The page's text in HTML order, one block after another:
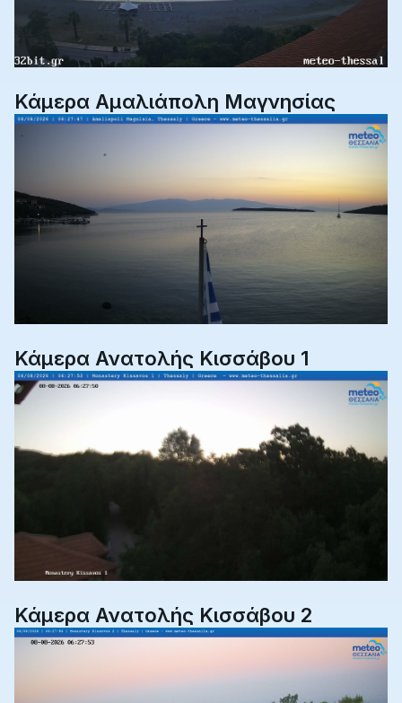
Κάμερα Αμαλιάπολη Μαγνησίας
Κάμερα Ανατολής Κισσάβου 1
Κάμερα Ανατολής Κισσάβου 2